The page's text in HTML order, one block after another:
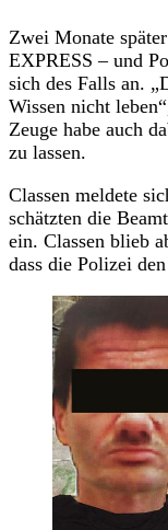
Zwei Monate
EXPRESS – und
sich des Falls an.
Wissen nicht
Zeuge habe auch
zu lassen.
Classen meldete
schätzten die
ein. Classen blieb
dass die Polizei